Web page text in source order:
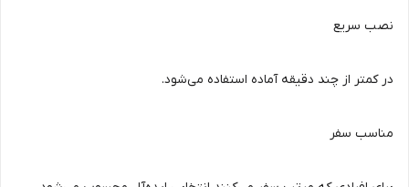
نصب سریع
در کمتر از چند دقیقه آماده استفاده می‌شود.
مناسب سفر